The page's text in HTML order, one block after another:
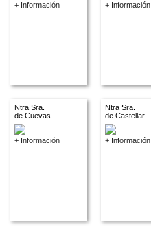
+ Información + Información
Ntra Sra.
de Cuevas
+ Información
Ntra Sra.
de Castellar
+ Información